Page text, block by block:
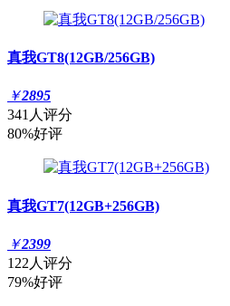
真我GT8(12GB/256GB)
￥2895
341人评分
80%好评
真我GT7(12GB+256GB)
￥2399
122人评分
79%好评